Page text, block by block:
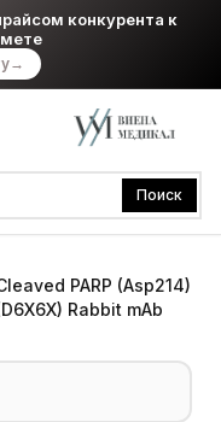
конкурента к
→
Поиск
PARP (Asp214)
Rabbit mAb